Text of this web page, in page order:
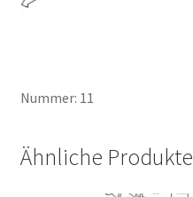
Nummer: 11
Ähnliche Produkte